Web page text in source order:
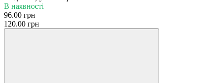
В наявності
96.00 грн
120.00 грн